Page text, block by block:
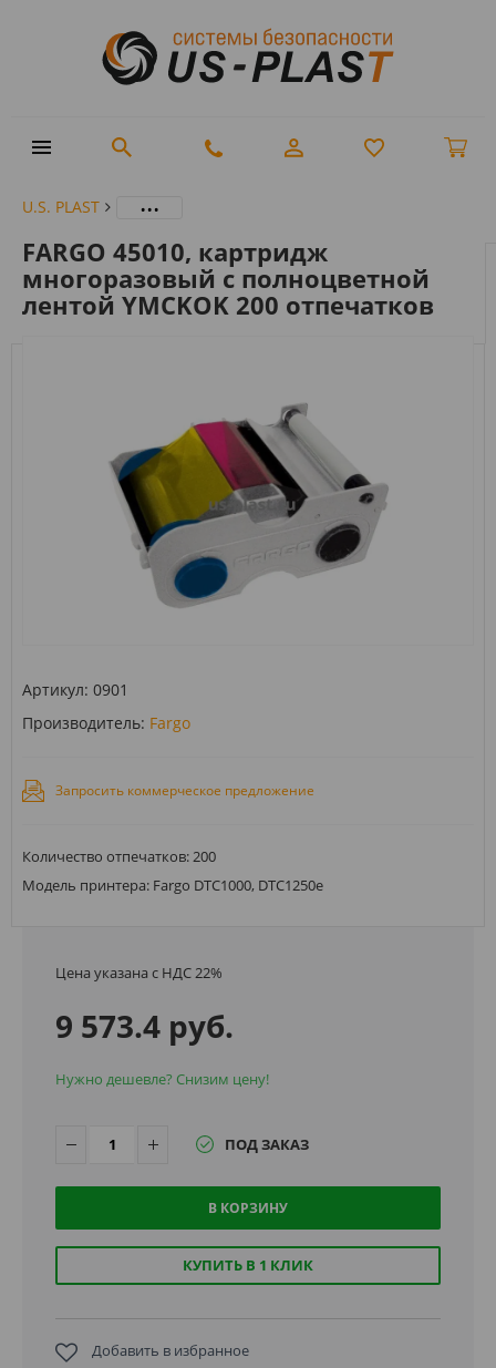
U.S. PLAST ...
FARGO 45010, картридж
многоразовый с полноцветной
лентой YMCKOK 200 отпечатков
Артикул: 0901
Производитель: Fargo
Запросить коммерческое предложение
Количество отпечатков: 200
Модель принтера: Fargo DTC1000, DTC1250e
Цена указана с НДС 22%
9 573.4 руб.
Нужно дешевле? Снизим цену!
ПОД ЗАКАЗ
В КОРЗИНУ
КУПИТЬ В 1 КЛИК
Добавить в избранное